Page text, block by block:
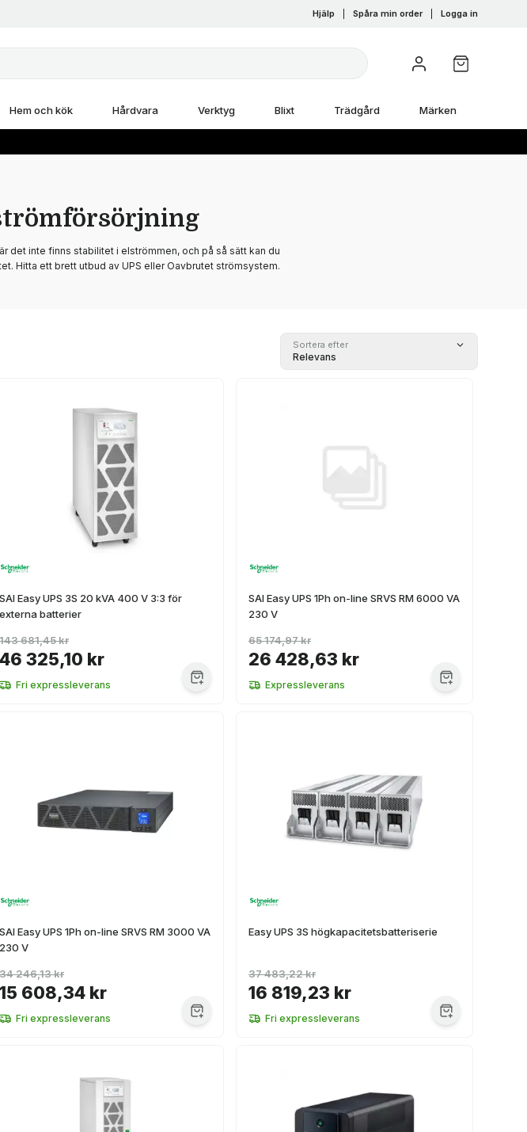
Hjälp Spåra min order Logga in
Hem och kök Hårdvara Verktyg Blixt Trädgård Märken
det inte finns stabilitet i elströmmen, och på så sätt kan du
Hitta ett brett utbud av UPS eller Oavbrutet strömsystem.
Sortera efter
Relevans
SAI Easy UPS 3S 20 kVA 400 V 3:3 för
externa batterier
46 325,10 kr
143 681,45 kr
Fri expressleverans
SAI Easy UPS 1Ph on-line SRVS RM 6000 VA
230 V
26 428,63 kr
65 174,97 kr
Expressleverans
SAI Easy UPS 1Ph on-line SRVS RM 3000 VA
230 V
15 608,34 kr
34 246,13 kr
Fri expressleverans
Easy UPS 3S högkapacitetsbatteriserie
16 819,23 kr
37 483,22 kr
Fri expressleverans